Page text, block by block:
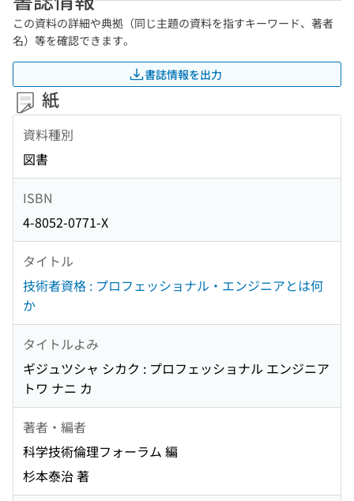
この資料の詳細や典拠（同じ主題の資料を指すキーワード、著者
名）等を確認できます。
書誌情報を出力
紙
資料種別
図書
ISBN
4-8052-0771-X
タイトル
技術者資格 : プロフェッショナル・エンジニアとは何
か
タイトルよみ
ギジュツシャ シカク : プロフェッショナル エンジニア
トワ ナニ カ
著者・編者
科学技術倫理フォーラム 編
杉本泰治 著